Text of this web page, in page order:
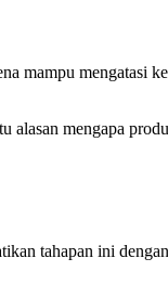
mampu mengatasi
alasan mengapa
tahapan ini